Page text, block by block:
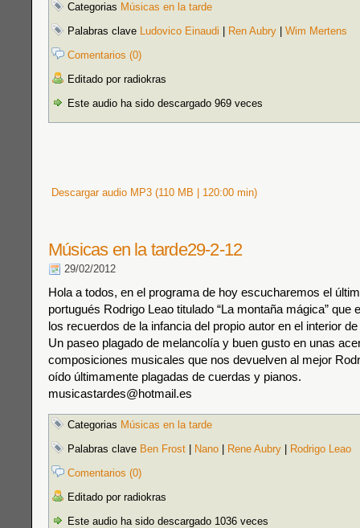
Categorias Músicas en la tarde
Palabras clave Ludovico Einaudi Ren Aubry
Wim Mertens
Comentarios (0)
Editado por radiokras
Este audio ha sido descargado 969 veces
Descargar audio MP3 (110 MB | 120:00 min)
Músicas en la tarde29-2-12
29/02/2012
Hola a todos, en el programa de hoy escucharemos el
portugués Rodrigo Leao titulado “La montaña mágica” que
los recuerdos de la infancia del propio autor en el interior
Un paseo plagado de melancolía y buen gusto en unas
composiciones musicales que nos devuelven al mejor
oído últimamente plagadas de cuerdas y pianos.
musicastardes@hotmail.es
Categorias Músicas en la tarde
Palabras clave Ben Frost Nano Rene Aubry
Rodrigo Leao
Comentarios (0)
Editado por radiokras
Este audio ha sido descargado 1036 veces